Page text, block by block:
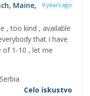
Maine,
9 years ago
, too kind , available
that I have
of 1-10 , let me
Serbia
Celo iskustvo